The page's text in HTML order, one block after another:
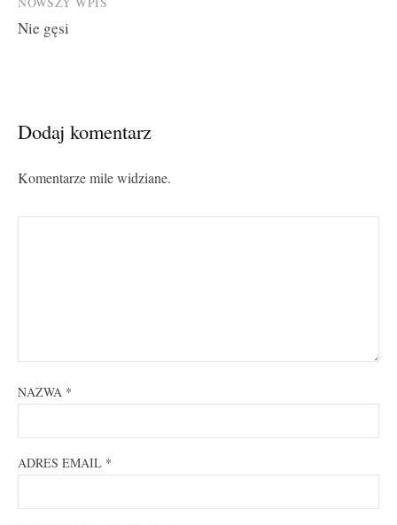
Nie gęsi
Dodaj komentarz
Komentarze mile widziane.
NAZWA *
ADRES EMAIL *